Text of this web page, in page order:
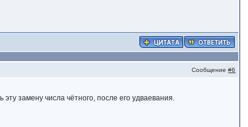
Сообщение#6
замену числа чётного, после его удваевания.